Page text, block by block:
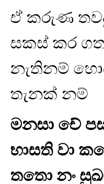
ඒ කරුණ
සකස් කර
නැතිනම්
තැනක් නම්
මනසා චේ
භාසති වා
තතො නං